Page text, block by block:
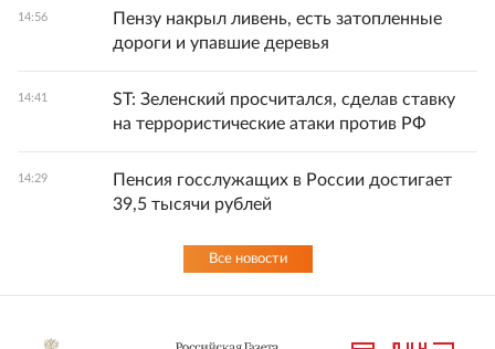
14:56
Пензу накрыл ливень, есть затопленные
дороги и упавшие деревья
14:41
ST: Зеленский просчитался, сделав ставку
на террористические атаки против РФ
14:29
Пенсия госслужащих в России достигает
39,5 тысячи рублей
Все новости